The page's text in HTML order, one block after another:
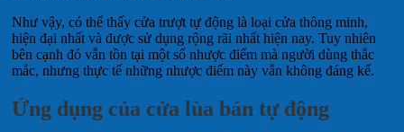
Như vậy, có thể thấy cửa trượt tự động là loại cửa thông minh,
hiện đại nhất và được sử dụng rộng rãi nhất hiện nay. Tuy nhiên
bên cạnh đó vẫn tồn tại một số nhược điểm mà người dùng thắc
mắc, nhưng thực tế những nhược điểm này vẫn không đáng kể.
Ứng dụng của cửa lùa bán tự động